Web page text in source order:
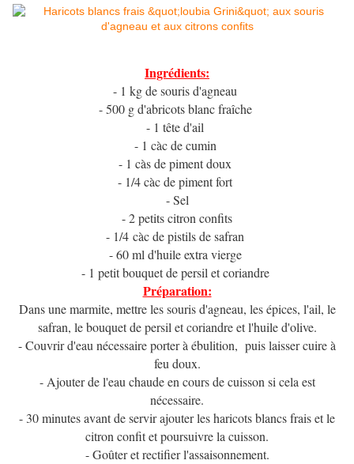
Ingrédients:
- 1 kg de souris d'agneau
- 500 g d'abricots blanc fraîche
- 1 tête d'ail
- 1 càc de cumin
- 1 càs de piment doux
- 1/4 càc de piment fort
- Sel
- 2 petits citron confits
- 1/4 càc de pistils de safran
- 60 ml d'huile extra vierge
- 1 petit bouquet de persil et coriandre
Préparation:
Dans une marmite, mettre les souris d'agneau, les épices, l'ail, le
safran, le bouquet de persil et coriandre et l'huile d'olive.
- Couvrir d'eau nécessaire porter à ébulition, puis laisser cuire à
feu doux.
- Ajouter de l'eau chaude en cours de cuisson si cela est
nécessaire.
- 30 minutes avant de servir ajouter les haricots blancs frais et le
citron confit et poursuivre la cuisson.
- Goûter et rectifier l'assaisonnement.